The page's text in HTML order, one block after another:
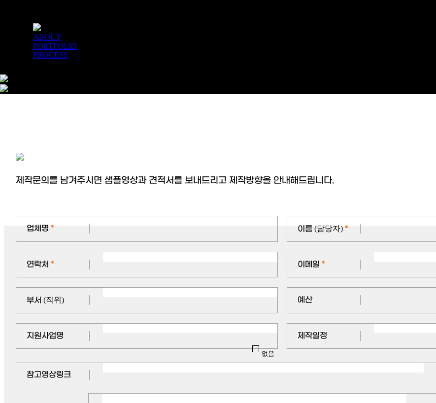
제작문의를 남겨주시면 샘플영상과 견적서를 보내드리고 제작방향을 안내해드립니다.
업체명* 이름(담당자) *
연락처* 이메일*
부서(직위) 예산
지원사업명 제작일정
없음
참고영상링크
ABOUT
PORTFOLIO
PROCESS
Portfolio